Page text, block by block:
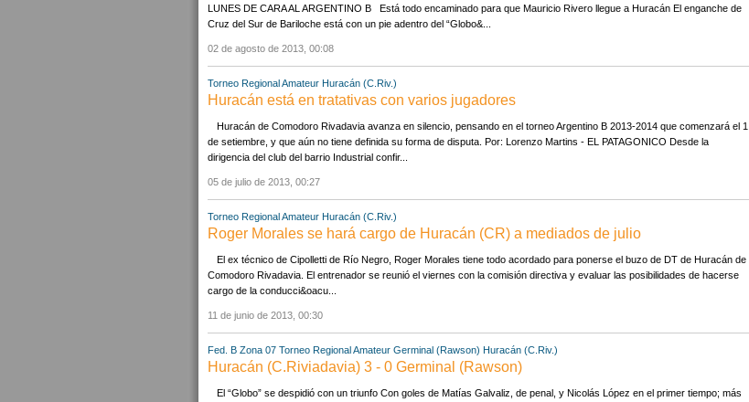
LUNES DE CARA AL ARGENTINO B Está todo encaminado para que Mauricio Rivero llegue a Huracán El enganche de
Cruz del Sur de Bariloche está con un pie adentro del “Globo&...
02 de agosto de 2013, 00:08
Torneo Regional Amateur Huracán (C.Riv.)
Huracán está en tratativas con varios jugadores
Huracán de Comodoro Rivadavia avanza en silencio, pensando en el torneo Argentino B 2013-2014 que comenzará el 1
de setiembre, y que aún no tiene definida su forma de disputa. Por: Lorenzo Martins - EL PATAGONICO Desde la
dirigencia del club del barrio Industrial confir...
05 de julio de 2013, 00:27
Torneo Regional Amateur Huracán (C.Riv.)
Roger Morales se hará cargo de Huracán (CR) a mediados de julio
El ex técnico de Cipolletti de Río Negro, Roger Morales tiene todo acordado para ponerse el buzo de DT de Huracán de
Comodoro Rivadavia. El entrenador se reunió el viernes con la comisión directiva y evaluar las posibilidades de hacerse
cargo de la conducci&oacu...
11 de junio de 2013, 00:30
Fed. B Zona 07 Torneo Regional Amateur Germinal (Rawson) Huracán (C.Riv.)
Huracán (C.Riviadavia) 3 - 0 Germinal (Rawson)
El “Globo” se despidió con un triunfo Con goles de Matías Galvaliz, de penal, y Nicolás López en el primer tiempo; más